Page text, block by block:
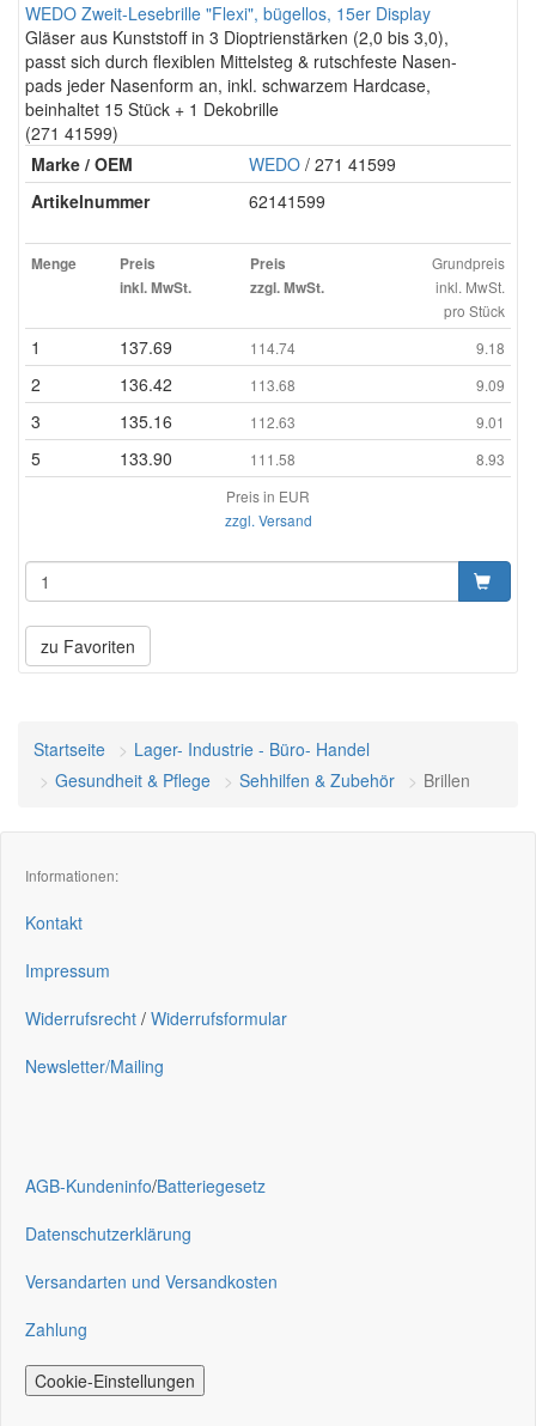
WEDO Zweit-Lesebrille "Flexi", bügellos, 15er Display
Gläser aus Kunststoff in 3 Dioptrienstärken (2,0 bis 3,0),
passt sich durch flexiblen Mittelsteg & rutschfeste Nasen-
pads jeder Nasenform an, inkl. schwarzem Hardcase,
beinhaltet 15 Stück + 1 Dekobrille
(271 41599)
Marke / OEM
WEDO / 271 41599
Artikelnummer
62141599
Menge
Preis
inkl. MwSt.
Preis
zzgl. MwSt.
Grundpreis
inkl. MwSt.
pro Stück
1 137.69 114.74 9.18
2 136.42 113.68 9.09
3 135.16 112.63 9.01
5 133.90 111.58
8.93
Preis in EUR
zzgl. Versand
zu Favoriten
Startseite
Lager- Industrie - Büro- Handel
Gesundheit & Pflege
Sehhilfen & Zubehör Brillen
Informationen:
Kontakt
Impressum
Widerrufsrecht / Widerrufsformular
Newsletter/Mailing
AGB-Kundeninfo/Batteriegesetz
Datenschutzerklärung
Versandarten und Versandkosten
Zahlung
Cookie-Einstellungen